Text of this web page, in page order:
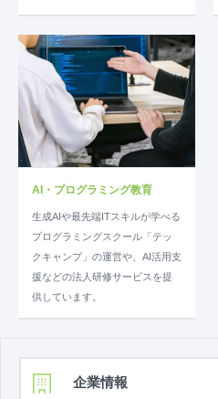
AI・プログラミング教育
生成AIや最先端ITスキルが学べる
プログラミングスクール「テッ
クキャンプ」の運営や、AI活用支
援などの法人研修サービスを提
供しています。
企業情報